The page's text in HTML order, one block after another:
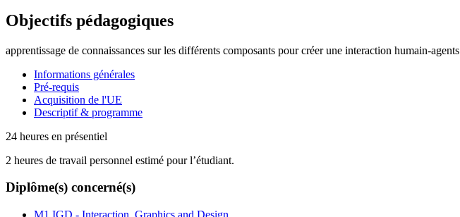
Objectifs pédagogiques
apprentissage de connaissances sur les différents composants pour créer une interaction humain-agents
Informations générales
Pré-requis
Acquisition de l'UE
Descriptif & programme
24 heures en présentiel
2 heures de travail personnel estimé pour l’étudiant.
Diplôme(s) concerné(s)
M1 IGD - Interaction, Graphics and Design